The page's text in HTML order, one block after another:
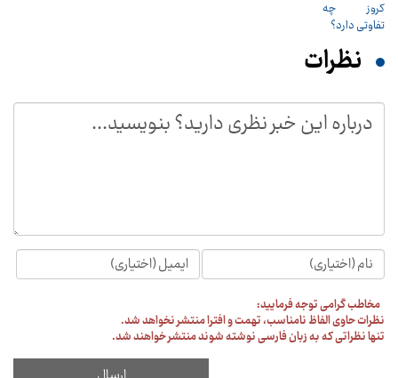
نظرات
مخاطب گرامی توجه فرمایید:
نظرات حاوی الفاظ نامناسب، تهمت و افترا منتشر نخواهد شد.
تنها نظراتی که به زبان فارسی نوشته شوند منتشر خواهند شد.